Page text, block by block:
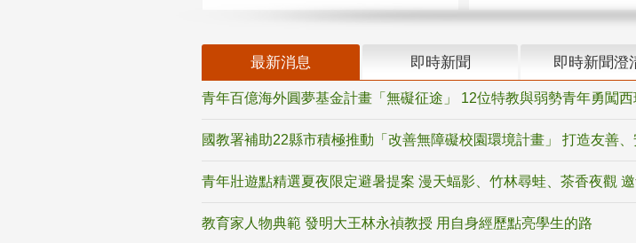
最新消息 即時新聞 即時新聞澄
青年百億海外圓夢基金計畫「無礙征途」 12位特教與弱勢青年勇闖
國教署補助22縣市積極推動「改善無障礙校園環境計畫」 打造友善
青年壯遊點精選夏夜限定避暑提案 漫天蝠影、竹林尋蛙、茶香夜觀
教育家人物典範 發明大王林永禎教授 用自身經歷點亮學生的路